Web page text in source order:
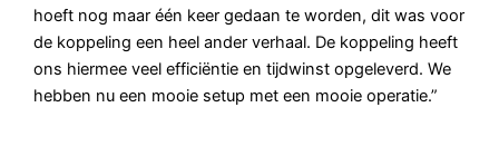
hoeft nog maar één keer gedaan te worden, dit was voor
de koppeling een heel ander verhaal. De koppeling heeft
ons hiermee veel efficiëntie en tijdwinst opgeleverd. We
hebben nu een mooie setup met een mooie operatie.”